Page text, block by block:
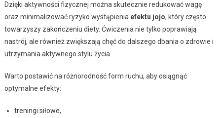
Dzięki aktywności fizycznej można skutecznie redukować wagę
oraz minimalizować ryzyko wystąpienia efektu jojo, który często
towarzyszy zakończeniu diety. Ćwiczenia nie tylko poprawiają
nastrój, ale również zwiększają chęć do dalszego dbania o zdrowie i
utrzymania aktywnego stylu życia.
Warto postawić na różnorodność form ruchu, aby osiągnąć
optymalne efekty:
treningi siłowe,